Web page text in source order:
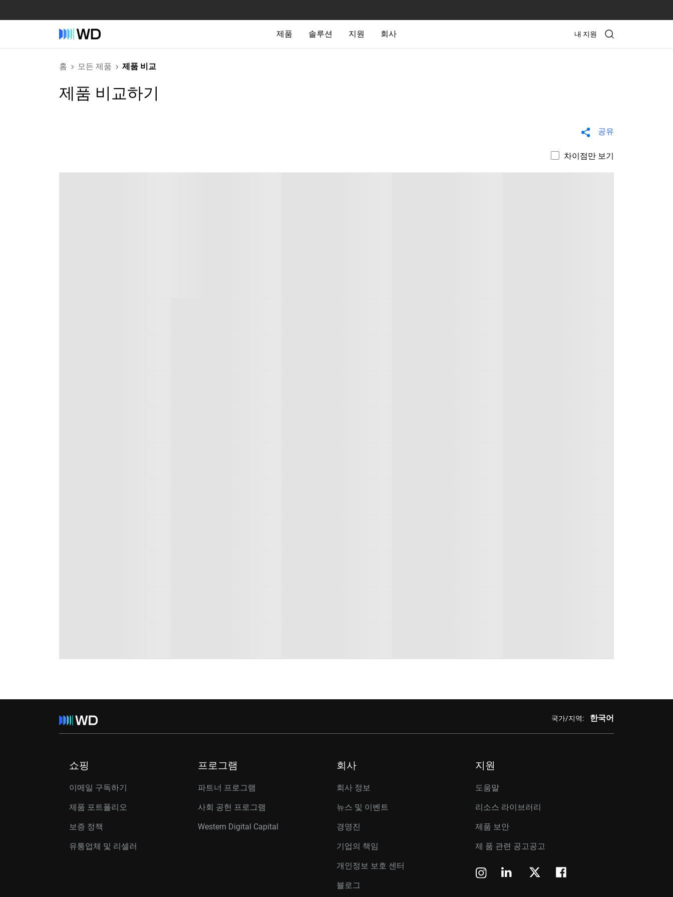
제품 솔루션 지원 회사 내 지원
홈 모든 제품 제품 비교
제품 비교하기
공유
차이점만 보기
국가/지역: 한국어
쇼핑
이메일 구독하기
제품 포트폴리오
보증 정책
유통업체 및 리셀러
프로그램
파트너 프로그램
사회 공헌 프로그램
Western Digital Capital
회사
회사 정보
뉴스 및 이벤트
경영진
기업의 책임
개인정보 보호 센터
블로그
지원
도움말
리소스 라이브러리
제품 보안
제 품 관련 공고공고